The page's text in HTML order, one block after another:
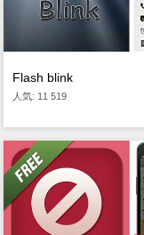
Flash blink
人気: 11 519